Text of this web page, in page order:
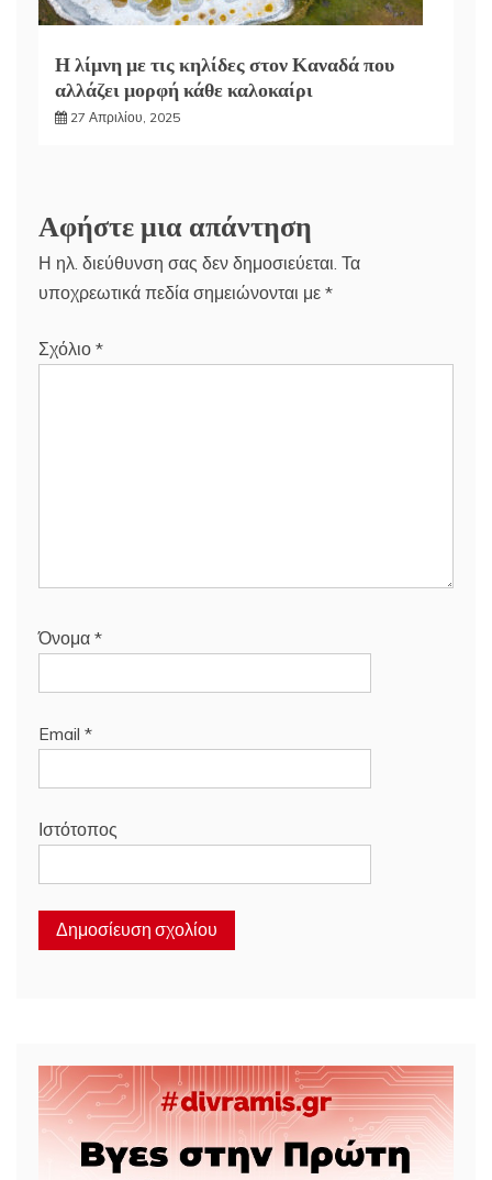
Η λίμνη με τις κηλίδες στον Καναδά που
αλλάζει μορφή κάθε καλοκαίρι
27 Απριλίου, 2025
Αφήστε μια απάντηση
Η ηλ. διεύθυνση σας δεν δημοσιεύεται. Τα
υποχρεωτικά πεδία σημειώνονται με *
Σχόλιο *
Όνομα *
Email *
Ιστότοπος